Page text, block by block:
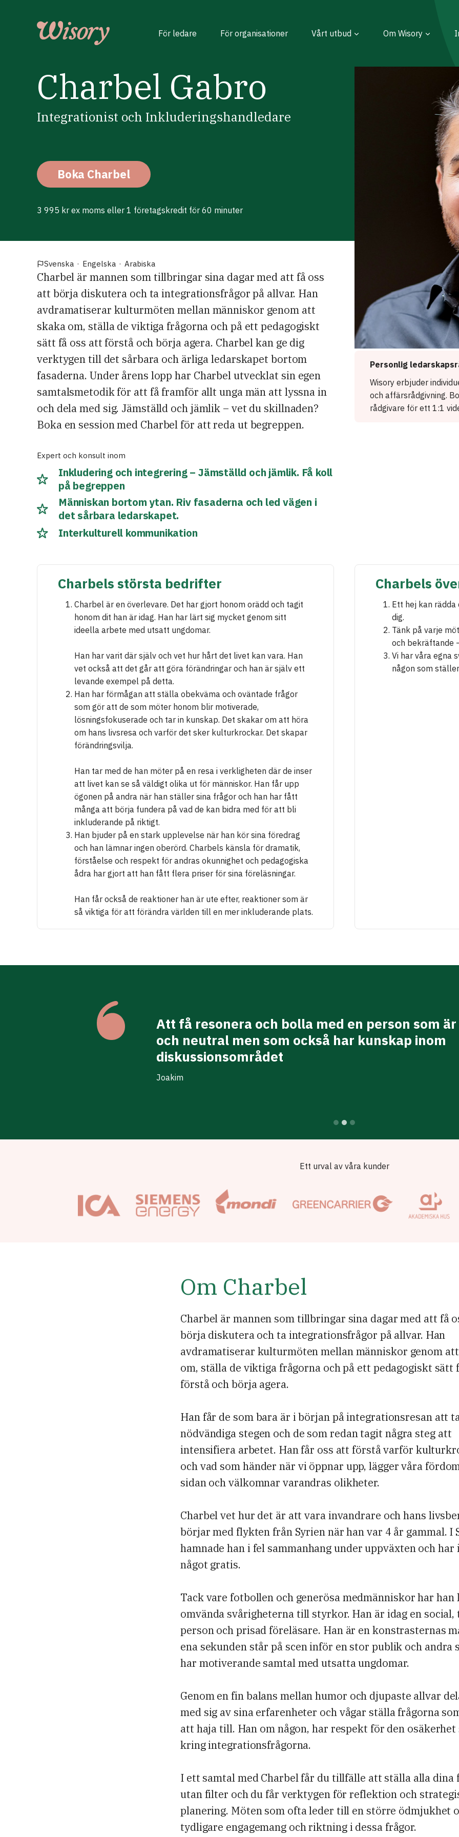
För ledare För organisationer Vårt utbud Om Wisory
Charbel Gabro
Integrationist och Inkluderingshandledare
Boka Charbel
3 995 kr ex moms eller 1 företagskredit för 60 minuter
Svenska · Engelska · Arabiska
Charbel är mannen som tillbringar sina dagar med att få oss
att börja diskutera och ta integrationsfrågor på allvar. Han
avdramatiserar kulturmöten mellan människor genom att
skaka om, ställa de viktiga frågorna och på ett pedagogiskt
sätt få oss att förstå och börja agera. Charbel kan ge dig
verktygen till det sårbara och ärliga ledarskapet bortom
fasaderna. Under årens lopp har Charbel utvecklat sin egen
samtalsmetodik för att få framför allt unga män att lyssna in
och dela med sig. Jämställd och jämlik – vet du skillnaden?
Boka en session med Charbel för att reda ut begreppen.
Expert och konsult inom
Inkludering och integrering – Jämställd och jämlik. Få koll
på begreppen
Människan bortom ytan. Riv fasaderna och led vägen i
det sårbara ledarskapet.
Interkulturell kommunikation
Personlig
Wisory erbjuder
och affärsrådgivning.
rådgivare för ett 1:1
Charbels största bedrifter
Charbel är en överlevare. Det har gjort honom orädd och tagit
honom dit han är idag. Han har lärt sig mycket genom sitt
ideella arbete med utsatt ungdomar.
Han har varit där själv och vet hur hårt det livet kan vara. Han
vet också att det går att göra förändringar och han är själv ett
levande exempel på detta.
Han har förmågan att ställa obekväma och oväntade frågor
som gör att de som möter honom blir motiverade,
lösningsfokuserade och tar in kunskap. Det skakar om att höra
om hans livsresa och varför det sker kulturkrockar. Det skapar
förändringsvilja.
Han tar med de han möter på en resa i verkligheten där de inser
att livet kan se så väldigt olika ut för människor. Han får upp
ögonen på andra när han ställer sina frågor och han har fått
många att börja fundera på vad de kan bidra med för att bli
inkluderande på riktigt.
Han bjuder på en stark upplevelse när han kör sina föredrag
och han lämnar ingen oberörd. Charbels känsla för dramatik,
förståelse och respekt för andras okunnighet och pedagogiska
ådra har gjort att han fått flera priser för sina föreläsningar.
Han får också de reaktioner han är ute efter, reaktioner som är
så viktiga för att förändra världen till en mer inkluderande plats.
Charbels
Ett hej kan rädda
dig.
Tänk på varje
och bekräftande
Vi har våra egna
någon som
Att få resonera och bolla med en person som
och neutral men som också har kunskap inom
diskussionsområdet
Joakim
Ett urval av våra kunder
Om Charbel
Charbel är mannen som tillbringar sina dagar med att få
börja diskutera och ta integrationsfrågor på allvar. Han
avdramatiserar kulturmöten mellan människor genom
om, ställa de viktiga frågorna och på ett pedagogiskt sätt
förstå och börja agera.
Han får de som bara är i början på integrationsresan att
nödvändiga stegen och de som redan tagit några steg att
intensifiera arbetet. Han får oss att förstå varför
och vad som händer när vi öppnar upp, lägger våra
sidan och välkomnar varandras olikheter.
Charbel vet hur det är att vara invandrare och hans
börjar med flykten från Syrien när han var 4 år gammal. I
hamnade han i fel sammanhang under uppväxten och
något gratis.
Tack vare fotbollen och generösa medmänniskor har han
omvända svårigheterna till styrkor. Han är idag en social,
person och prisad föreläsare. Han är en konstrasternas
ena sekunden står på scen inför en stor publik och andra
har motiverande samtal med utsatta ungdomar.
Genom en fin balans mellan humor och djupaste allvar
med sig av sina erfarenheter och vågar ställa frågorna
att haja till. Han om någon, har respekt för den osäkerhet
kring integrationsfrågorna.
I ett samtal med Charbel får du tillfälle att ställa alla dina
utan filter och du får verktygen för reflektion och
planering. Möten som ofta leder till en större ödmjukhet
tydligare engagemang och riktning i dessa frågor.